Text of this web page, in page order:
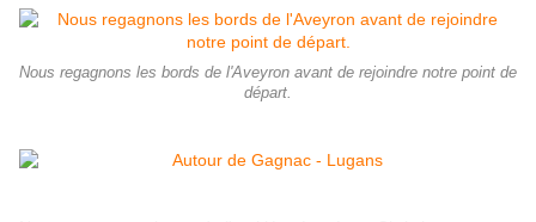
Nous regagnons les bords de l'Aveyron avant de rejoindre notre point de
départ.